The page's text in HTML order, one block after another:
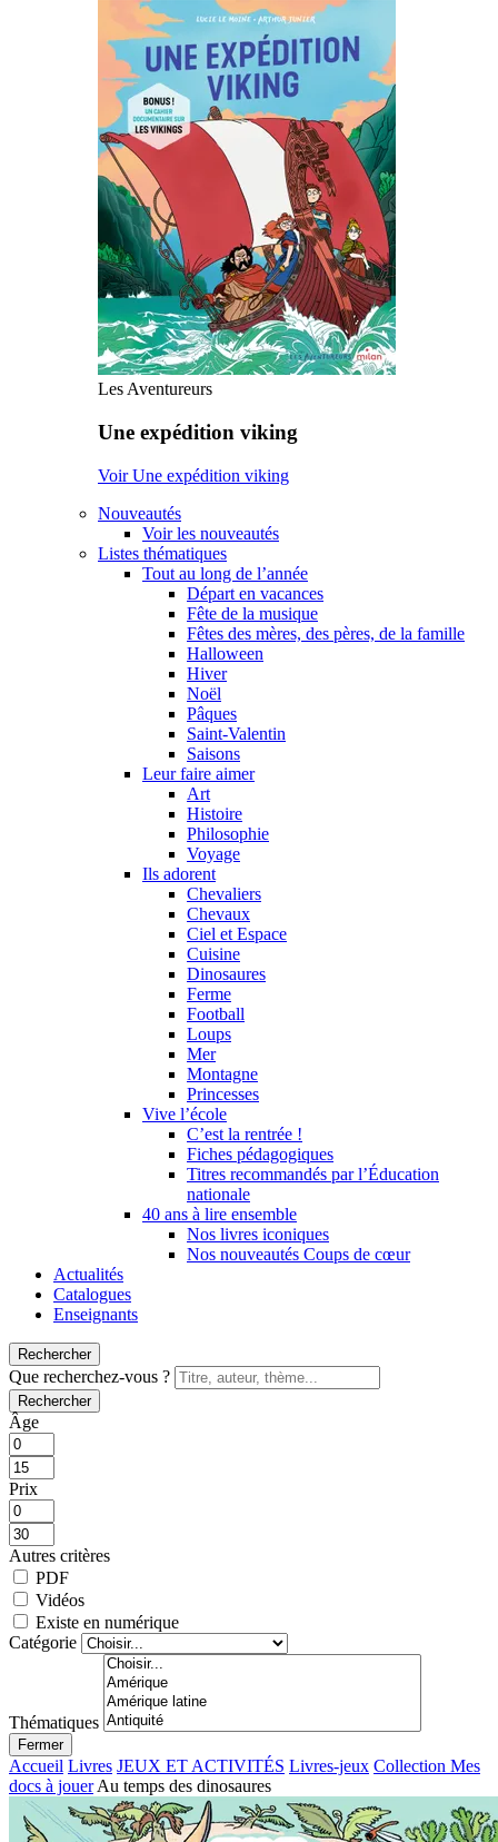
Les Aventureurs
Une expédition viking
Voir Une expédition viking
Nouveautés
Voir les nouveautés
Listes thématiques
Tout au long de l’année
Départ en vacances
Fête de la musique
Fêtes des mères, des pères, de la famille
Halloween
Hiver
Noël
Pâques
Saint-Valentin
Saisons
Leur faire aimer
Art
Histoire
Philosophie
Voyage
Ils adorent
Chevaliers
Chevaux
Ciel et Espace
Cuisine
Dinosaures
Ferme
Football
Loups
Mer
Montagne
Princesses
Vive l’école
C’est la rentrée !
Fiches pédagogiques
Titres recommandés par l’Éducation
nationale
40 ans à lire ensemble
Nos livres iconiques
Nos nouveautés Coups de cœur
Actualités
Catalogues
Enseignants
Rechercher
Que recherchez-vous ?
Rechercher
Âge
Prix
Autres critères
PDF
Vidéos
Existe en numérique
Catégorie
Thématiques
Fermer
Accueil Livres JEUX ET ACTIVITÉS Livres-jeux Collection Mes
docs à jouer Au temps des dinosaures